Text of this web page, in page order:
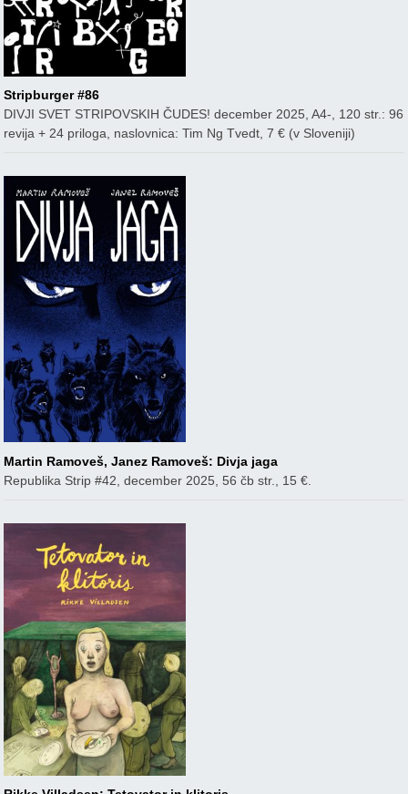
Stripburger #86
DIVJI SVET STRIPOVSKIH ČUDES! december 2025, A4-, 120 str.: 96
revija + 24 priloga, naslovnica: Tim Ng Tvedt, 7 € (v Sloveniji)
Martin Ramoveš, Janez Ramoveš: Divja jaga
Republika Strip #42, december 2025, 56 čb str., 15 €.